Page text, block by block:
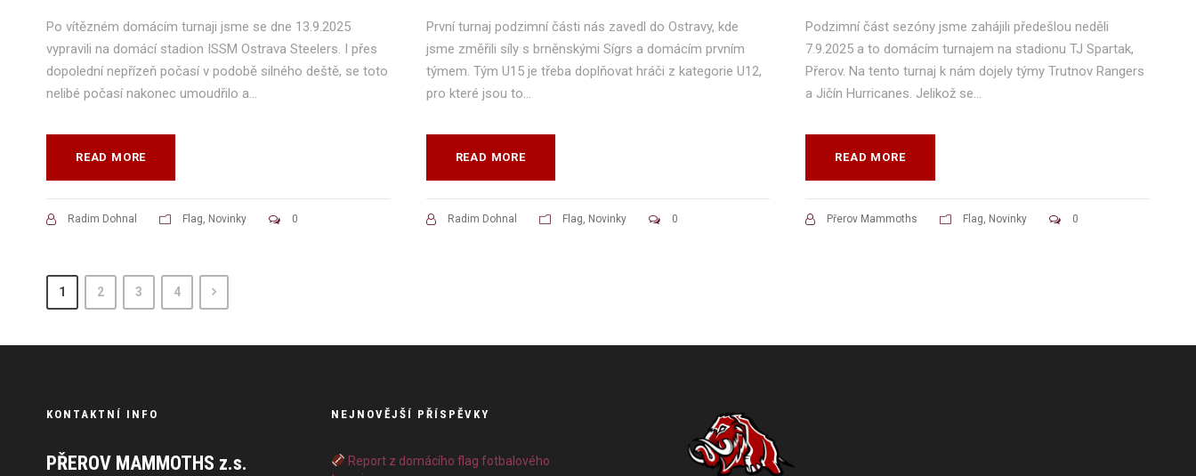
Po vítězném domácím turnaji jsme se dne 13.9.2025
vypravili na domácí stadion ISSM Ostrava Steelers. I přes
dopolední nepřízeň počasí v podobě silného deště, se toto
nelibé počasí nakonec umoudřilo a...
READ MORE
Radim Dohnal Flag Novinky 0
První turnaj podzimní části nás zavedl do Ostravy, kde
jsme změřili síly s brněnskými Sígrs a domácím prvním
týmem. Tým U15 je třeba doplňovat hráči z kategorie U12,
pro které jsou to...
READ MORE
Radim Dohnal Flag Novinky 0
Podzimní část sezóny jsme zahájili předešlou neděli
7.9.2025 a to domácím turnajem na stadionu TJ Spartak,
Přerov. Na tento turnaj k nám dojely týmy Trutnov Rangers
a Jičín Hurricanes. Jelikož se...
READ MORE
Přerov Mammoths Flag Novinky 0
1 2 3 4
KONTAKTNÍ INFO
PŘEROV MAMMOTHS z.s.
NEJNOVĚJŠÍ PŘÍSPĚVKY
Report z domácího flag fotbalového